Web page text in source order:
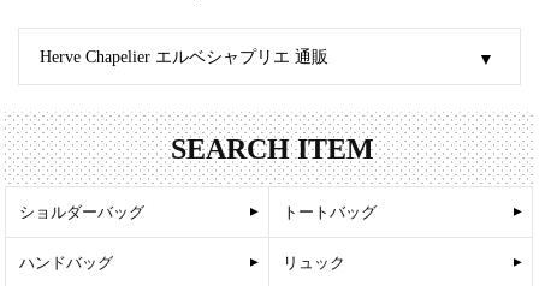
Herve Chapelier エルベシャプリエ 通販
SEARCH ITEM
ショルダーバッグ トートバッグ
ハンドバッグ リュック